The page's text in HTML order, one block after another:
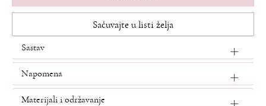
Sačuvajte u listi želja
Sastav
Napomena
Materijali i održavanje